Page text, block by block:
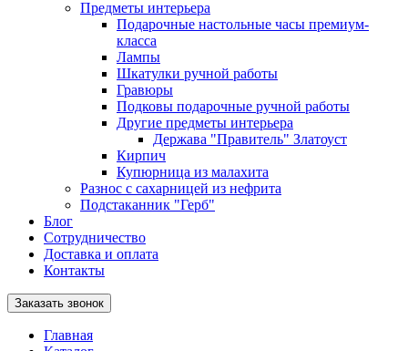
Предметы интерьера
Подарочные настольные часы премиум-
класса
Лампы
Шкатулки ручной работы
Гравюры
Подковы подарочные ручной работы
Другие предметы интерьера
Держава "Правитель" Златоуст
Кирпич
Купюрница из малахита
Разнос с сахарницей из нефрита
Подстаканник "Герб"
Блог
Сотрудничество
Доставка и оплата
Контакты
Заказать звонок
Главная